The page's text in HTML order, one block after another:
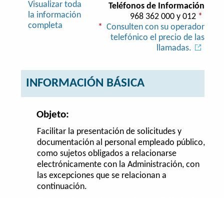
Visualizar toda
la información
completa
Teléfonos de Información
968 362 000 y 012 *
*
Consulten con su operador
telefónico el precio de las
llamadas.
INFORMACIÓN BÁSICA
Objeto:
Facilitar la presentación de solicitudes y
documentación al personal empleado público,
como sujetos obligados a relacionarse
electrónicamente con la Administración, con
las excepciones que se relacionan a
continuación.